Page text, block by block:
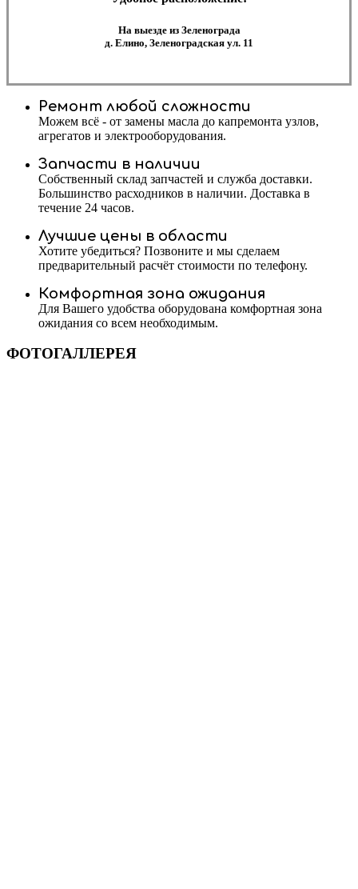
На выезде из Зеленограда
д. Елино, Зеленоградская ул. 11
Ремонт любой сложности
Можем всё - от замены масла до капремонта узлов,
агрегатов и электрооборудования.
Запчасти в наличии
Собственный склад запчастей и служба доставки.
Большинство расходников в наличии. Доставка в
течение 24 часов.
Лучшие цены в области
Хотите убедиться? Позвоните и мы сделаем
предварительный расчёт стоимости по телефону.
Комфортная зона ожидания
Для Вашего удобства оборудована комфортная зона
ожидания со всем необходимым.
ФОТОГАЛЛЕРЕЯ